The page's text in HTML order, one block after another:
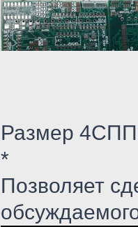
Размер 4СПП
*
Позволяет